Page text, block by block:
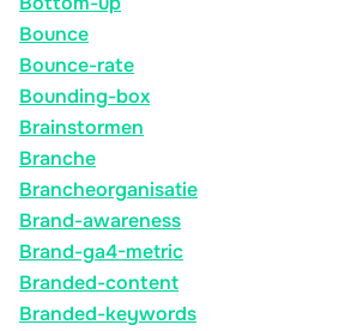
Bounce
Bounce-rate
Bounding-box
Brainstormen
Branche
Brancheorganisatie
Brand-awareness
Brand-ga4-metric
Branded-content
Branded-keywords